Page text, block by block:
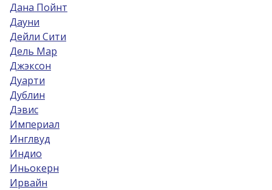
Дана Пойнт
Дауни
Дейли Сити
Дель Мар
Джэксон
Дуарти
Дублин
Дэвис
Империал
Инглвуд
Индио
Иньокерн
Ирвайн